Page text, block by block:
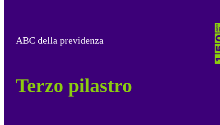
ABC della previdenza
Terzo pilastro